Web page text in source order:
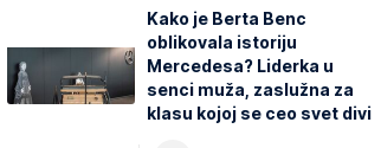
Kako je Berta Benc
oblikovala istoriju
Mercedesa? Liderka u
senci muža, zaslužna za
klasu kojoj se ceo svet divi